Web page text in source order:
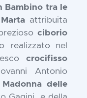
Bambino tra le
attribuita
ciborio
realizzato nel
crocifisso
Antonio
Madonna delle